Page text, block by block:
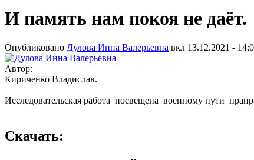
И память нам покоя не даёт.
Опубликовано Дулова Инна Валерьевна вкл 13.12.2021 -
Автор:
Кириченко Владислав.
Исследовательская работа посвещена военному пути
Скачать: